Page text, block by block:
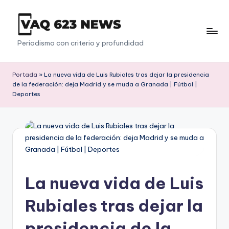
Saltar
contenido
V
a
q
6
2
3
Periodismo con criterio y profundidad
Portada » La nueva vida de Luis Rubiales tras dejar la presidencia
de la federación: deja Madrid y se muda a Granada | Fútbol |
Deportes
La nueva vida de Luis
Rubiales tras dejar la